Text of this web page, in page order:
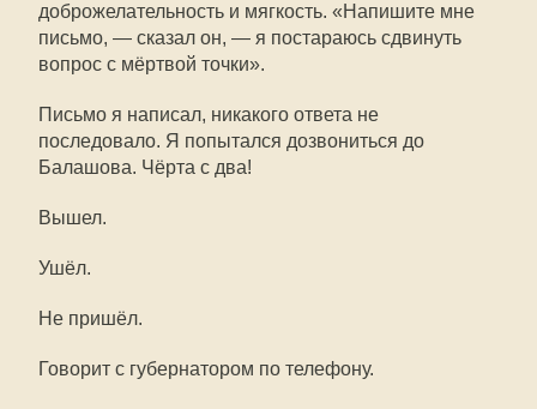
доброжелательность и мягкость. «Напишите мне
письмо, — сказал он, — я постараюсь сдвинуть
вопрос с мёртвой точки».
Письмо я написал, никакого ответа не
последовало. Я попытался дозвониться до
Балашова. Чёрта с два!
Вышел.
Ушёл.
Не пришёл.
Говорит с губернатором по телефону.